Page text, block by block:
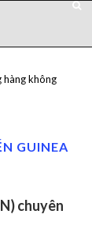
hàng không
GUINEA
chuyên